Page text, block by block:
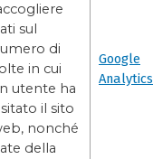
sul
di
in cui
utente ha
il sito
nonché
della
Google
Analytics